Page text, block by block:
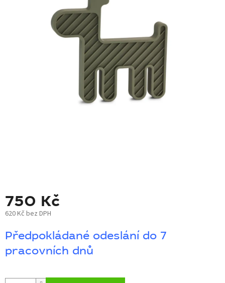
SKLADOVKY
750 Kč
620 Kč bez DPH
cena:
Předpokládané odeslání do 7
pracovních dnů